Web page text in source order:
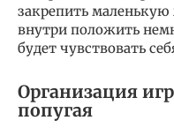
закрепить
внутри положить
будет чувствовать
Организация
попугая